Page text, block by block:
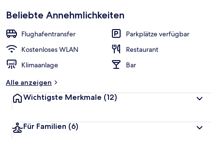
Beliebte Annehmlichkeiten
Flughafentransfer
Parkplätze verfügbar
Kostenloses WLAN
Restaurant
Klimaanlage
Bar
Alle anzeigen
Wichtigste Merkmale (12)
Für Familien (6)